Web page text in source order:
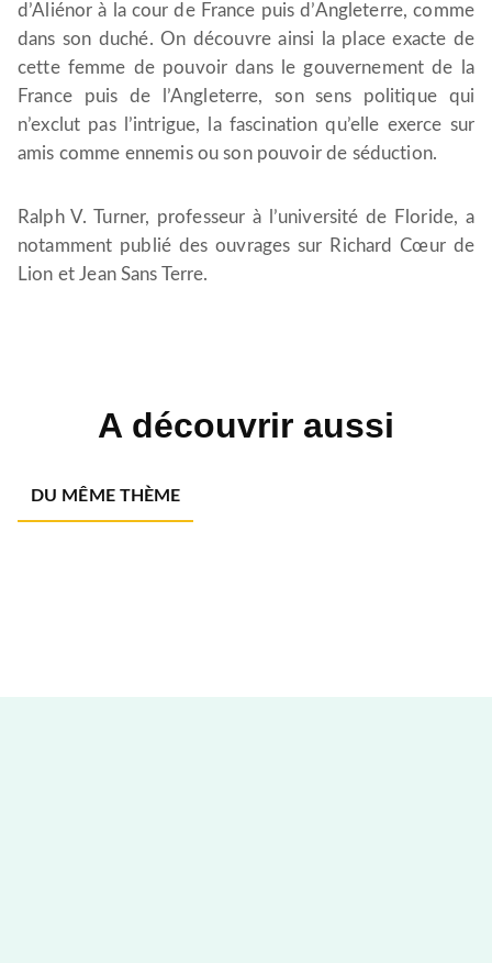
d’Aliénor à la cour de France puis d’Angleterre, comme
dans son duché. On découvre ainsi la place exacte de
cette femme de pouvoir dans le gouvernement de la
France puis de l’Angleterre, son sens politique qui
n’exclut pas l’intrigue, la fascination qu’elle exerce sur
amis comme ennemis ou son pouvoir de séduction.
Ralph V. Turner, professeur à l’université de Floride, a
notamment publié des ouvrages sur Richard Cœur de
Lion et Jean Sans Terre.
A découvrir aussi
DU MÊME THÈME